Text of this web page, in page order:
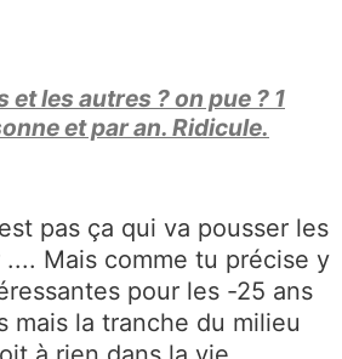
les autres ? on pue ? 1
et par an. Ridicule.
pas ça qui va pousser les
Mais comme tu précise y
pour les -25 ans
mais la tranche du milieu